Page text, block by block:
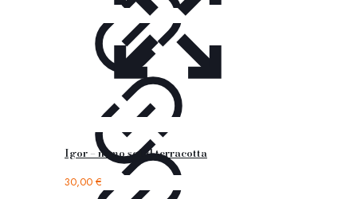
Igor – nemo solid terracotta
30,00 €